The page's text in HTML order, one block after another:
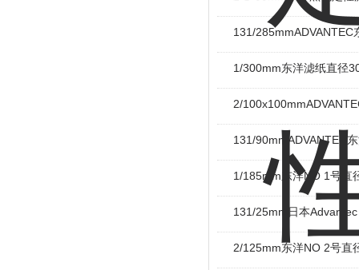
131/
1/300mm东洋滤纸直径
2/
131/90mmADVANTEC
1/185mm东洋NO 1号直
131/25mm日本
2/125mm东洋NO 2号直